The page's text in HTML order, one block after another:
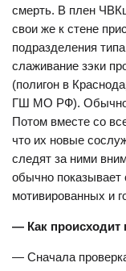
смерть. В плен
свои же к стене
подразделения
слаживание зэки
(полигон в
ГШ МО РФ). Обычно
Потом вместе со
что их новые
следят за ними
обычно
мотивированных и
— Как происходит
— Сначала